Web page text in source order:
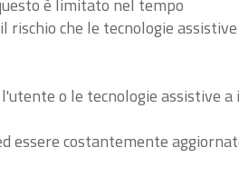
è limitato nel tempo
che le tecnologie
o le tecnologie assistive a
essere costantemente